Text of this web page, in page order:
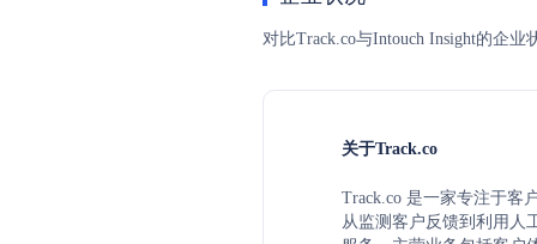
对比Track.co与Intouch Insight的企
关于Track.co
Track.co 是一家专注于客
从监测客户反馈到利用人